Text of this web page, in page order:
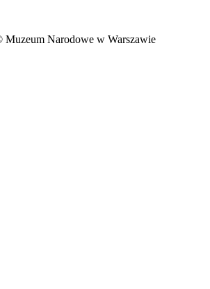
Muzeum Narodowe w Warszawie